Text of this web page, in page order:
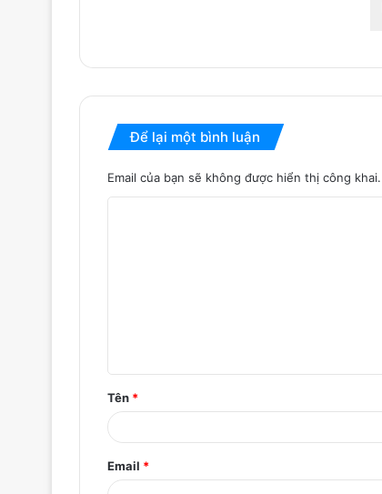
Để lại một bình luận
Email của bạn sẽ không được hiển thị công khai.
ậ
n
*
Tên *
Email *